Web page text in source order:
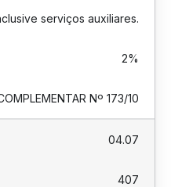
serviços auxiliares.
2%
Nº 173/10
04.07
407